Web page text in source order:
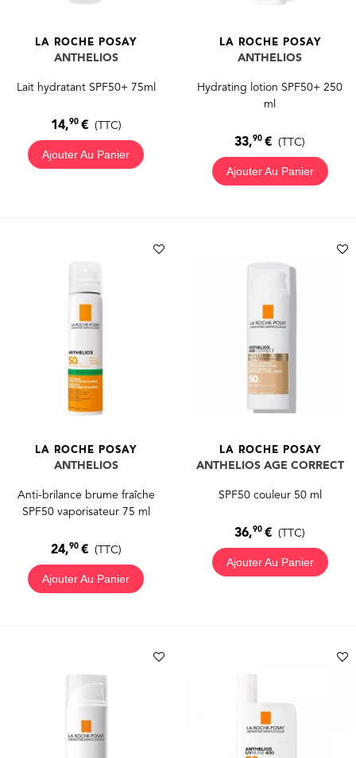
LA ROCHE POSAY
ANTHELIOS
Lait hydratant SPF50+ 75ml
14,90 € (TTC)
Ajouter Au Panier
LA ROCHE POSAY
ANTHELIOS
Hydrating lotion SPF50+ 250
ml
33,90€ (TTC)
Ajouter Au Panier
LA ROCHE POSAY
ANTHELIOS
Anti-brilance brume fraîche
SPF50 vaporisateur 75 ml
24,90 € (TTC)
Ajouter Au Panier
LA ROCHE POSAY
ANTHELIOS AGE CORRECT
SPF50 couleur 50 ml
36,90€ (TTC)
Ajouter Au Panier